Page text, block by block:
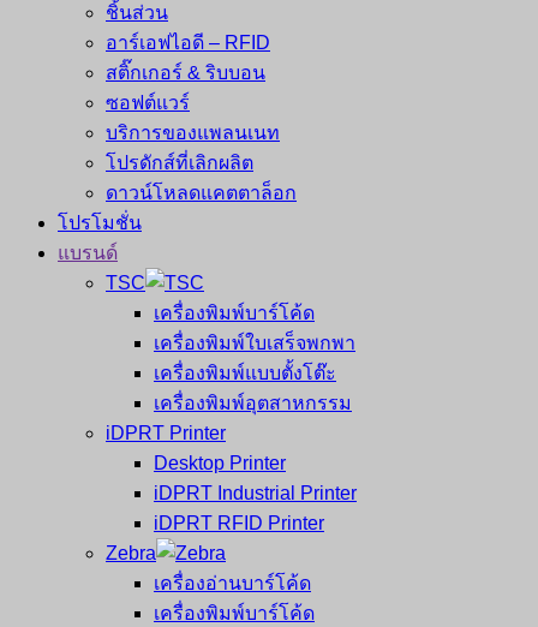
ชิ้นส่วน
อาร์เอฟไอดี – RFID
สติ๊กเกอร์ & ริบบอน
ซอฟต์แวร์
บริการของแพลนเนท
โปรดักส์ที่เลิกผลิต
ดาวน์โหลดแคตตาล็อก
โปรโมชั่น
แบรนด์
TSC
เครื่องพิมพ์บาร์โค้ด
เครื่องพิมพ์ใบเสร็จพกพา
เครื่องพิมพ์แบบตั้งโต๊ะ
เครื่องพิมพ์อุตสาหกรรม
iDPRT Printer
Desktop Printer
iDPRT Industrial Printer
iDPRT RFID Printer
Zebra
เครื่องอ่านบาร์โค้ด
เครื่องพิมพ์บาร์โค้ด